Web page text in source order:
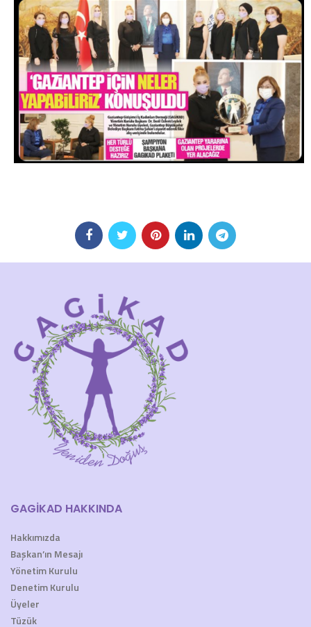
GAGİKAD HAKKINDA
Hakkımızda
Başkan’ın Mesajı
Yönetim Kurulu
Denetim Kurulu
Üyeler
Tüzük